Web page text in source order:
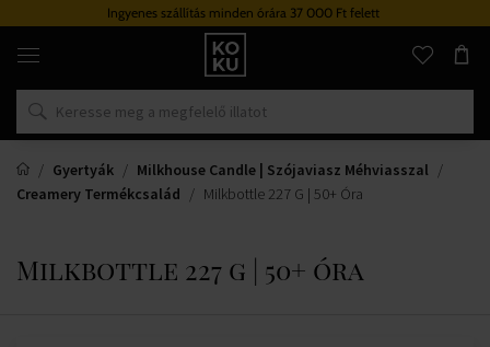
Ingyenes szállítás minden órára 37 000 Ft felett
Eredeti
parfümök
órák
egy
Gyertyák
Milkhouse Candle | Szójaviasz Méhviasszal
Creamery Termékcsalád
Milkbottle 227 G | 50+ Óra
Milkbottle 227 g | 50+ óra